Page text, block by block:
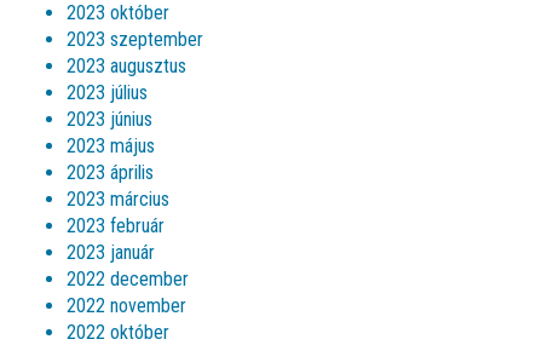
2023 október
2023 szeptember
2023 augusztus
2023 július
2023 június
2023 május
2023 április
2023 március
2023 február
2023 január
2022 december
2022 november
2022 október